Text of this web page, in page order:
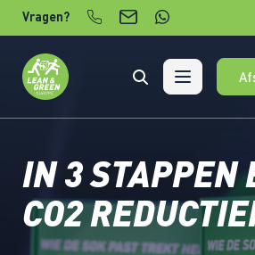
Verder naar content
Vragen?
IN 3 STAPPEN
CO2